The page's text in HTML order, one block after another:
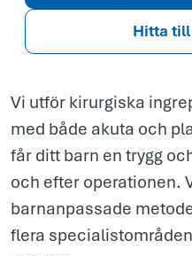
Hitta
Vi utför kirurgiska
med både akuta och
får ditt barn en trygg
och efter operationen.
barnanpassade
flera